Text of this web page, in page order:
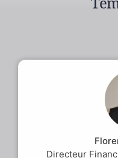
Directeur